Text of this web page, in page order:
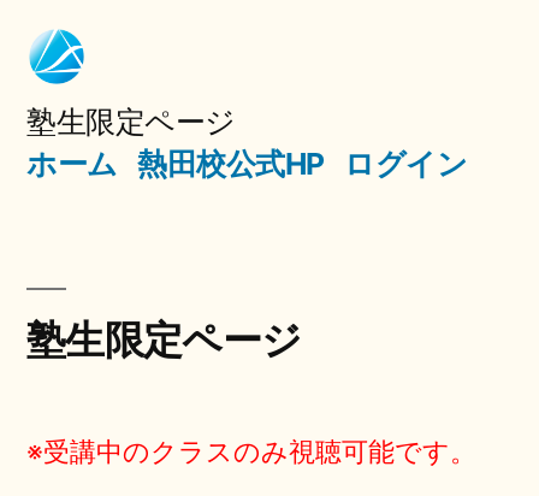
塾生限定ページ
ホーム 熱田校公式HP ログイン
塾生限定ページ
※受講中のクラスのみ視聴可能です。